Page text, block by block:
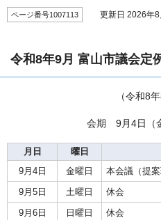
ページ番号1007113 更新日 2026年8
令和8年9月 富山市議会定
（令和8
会期 9月4日（
月日 曜日
9月4日
金曜日
本会議（提案
9月5日
土曜日
休会
9月6日
日曜日
休会